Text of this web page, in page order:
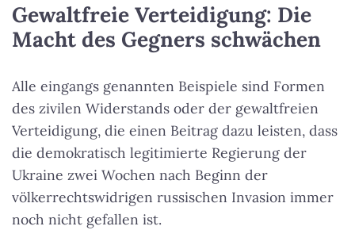
Gewaltfreie Verteidigung: Die
Macht des Gegners schwächen
Alle eingangs genannten Beispiele sind Formen
des zivilen Widerstands oder der gewaltfreien
Verteidigung, die einen Beitrag dazu leisten, dass
die demokratisch legitimierte Regierung der
Ukraine zwei Wochen nach Beginn der
völkerrechtswidrigen russischen Invasion immer
noch nicht gefallen ist.